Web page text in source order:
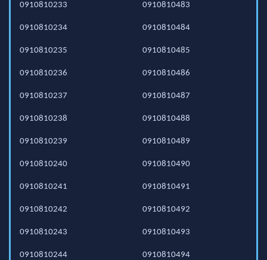
0910810233
0910810234
0910810235
0910810236
0910810237
0910810238
0910810239
0910810240
0910810241
0910810242
0910810243
0910810244
0910810483
0910810484
0910810485
0910810486
0910810487
0910810488
0910810489
0910810490
0910810491
0910810492
0910810493
0910810494